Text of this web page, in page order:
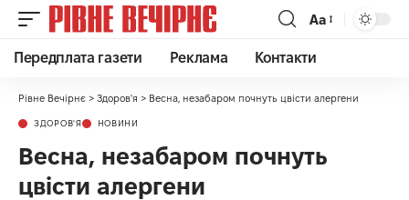
Аа
Передплата газети Реклама Контакти
Рівне Вечірнє > Здоров'я > Весна, незабаром почнуть цвісти алергени
ЗДОРОВ'Я НОВИНИ
Весна, незабаром почнуть
цвісти алергени